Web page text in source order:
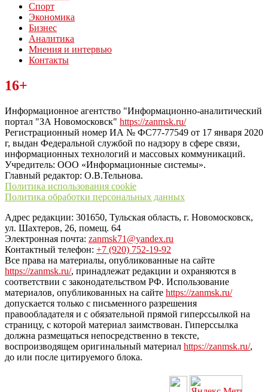
Спорт
Экономика
Бизнес
Аналитика
Мнения и интервью
Контакты
Читайте последние новости дня в Тульской области на сайте
“ЗаНовомосковск”
16+
Информационное агентство "Информационно-аналитический
портал "ЗА Новомосковск" https://zanmsk.ru/
Регистрационный номер ИА № ФС77-77549 от 17 января 2020
г, выдан Федеральной службой по надзору в сфере связи,
информационных технологий и массовых коммуникаций.
Учредитель: ООО «Информационные системы».
Главный редактор: О.В.Тельнова.
Политика использования cookie
Политика обработки персональных данных
Адрес редакции: 301650, Тульская область, г. Новомосковск,
ул. Шахтеров, 26, помещ. 64
Электронная почта: zanmsk71@yandex.ru
Контактный телефон: +7 (920) 752-19-92
Все права на материалы, опубликованные на сайте
https://zanmsk.ru/, принадлежат редакции и охраняются в
соответствии с законодательством РФ. Использование
материалов, опубликованных на сайте https://zanmsk.ru/
допускается только с письменного разрешения
правообладателя и с обязательной прямой гиперссылкой на
страницу, с которой материал заимствован. Гиперссылка
должна размещаться непосредственно в тексте,
воспроизводящем оригинальный материал https://zanmsk.ru/,
до или после цитируемого блока.